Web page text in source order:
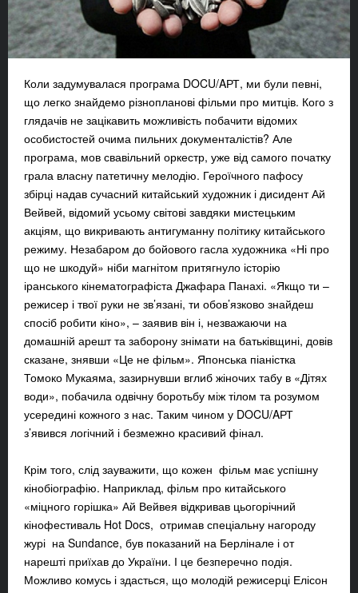
Коли задумувалася програма DOCU/AРТ, ми були певні,
що легко знайдемо різнопланові фільми про митців. Кого з
глядачів не зацікавить можливість побачити відомих
особистостей очима пильних документалістів? Але
програма, мов свавільний оркестр, уже від самого початку
грала власну патетичну мелодію. Героїчного пафосу
збірці надав сучасний китайський художник і дисидент Ай
Вейвей, відомий усьому світові завдяки мистецьким
акціям, що викривають антигуманну політику китайського
режиму. Незабаром до бойового гасла художника «Ні про
що не шкодуй» ніби магнітом притягнуло історію
іранського кінематографіста Джафара Панахі. «Якщо ти –
режисер і твої руки не зв’язані, ти обов’язково знайдеш
спосіб робити кіно», – заявив він і, незважаючи на
домашній арешт та заборону знімати на батьківщині, довів
сказане, знявши «Це не фільм». Японська піаністка
Томоко Мукаяма, зазирнувши вглиб жіночих табу в «Дітях
води», побачила одвічну боротьбу між тілом та розумом
усередині кожного з нас. Таким чином у DOCU/AРТ
з’явився логічний і безмежно красивий фінал.
Крім того, слід зауважити, що кожен фільм має успішну
кінобіографію. Наприклад, фільм про китайського
«міцного горішка» Ай Вейвея відкривав цьогорічний
кінофестиваль Hot Docs, отримав спеціальну нагороду
журі на Sundance, був показаний на Берлінале і от
нарешті приїхав до України. І це безперечно подія.
Можливо комусь і здасться, що молодій режисерці Елісон